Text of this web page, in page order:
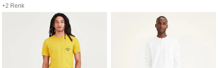
+2 Renk